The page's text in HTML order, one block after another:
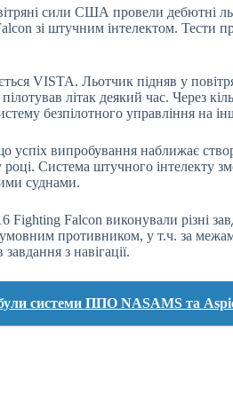
сили США провели дебютні
зі штучним інтелектом. Тести
VISTA. Льотчик підняв у
літак деякий час. Через
безпілотного управління на
випробування наближає
Система штучного інтелекту
суднами.
Fighting Falcon виконували різні
умовним противником, у т.ч. за
з навігації.
системи ППО NASAMS та